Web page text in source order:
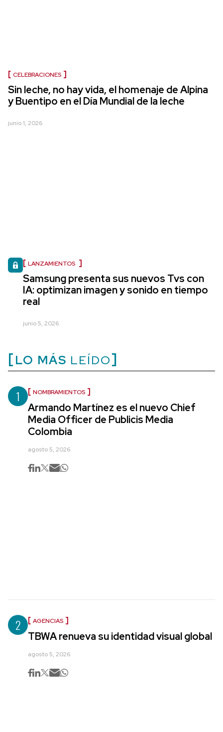
CELEBRACIONES
Sin leche, no hay vida, el homenaje de Alpina
y Buentipo en el Día Mundial de la leche
junio 1, 2026
LANZAMIENTOS
Samsung presenta sus nuevos Tvs con
IA: optimizan imagen y sonido en tiempo
real
junio 5, 2026
LO MÁS LEÍDO
1 NOMBRAMIENTOS
Armando Martínez es el nuevo Chief
Media Officer de Publicis Media
Colombia
agosto 5, 2026
2 AGENCIAS
TBWA renueva su identidad visual global
agosto 5, 2026